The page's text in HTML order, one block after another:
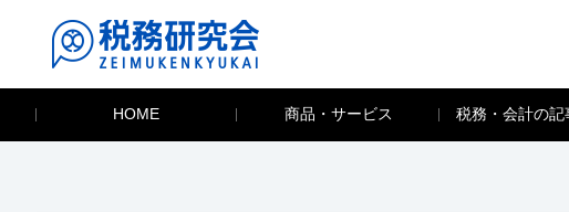
HOME 商品・サービス 税務・会計の記